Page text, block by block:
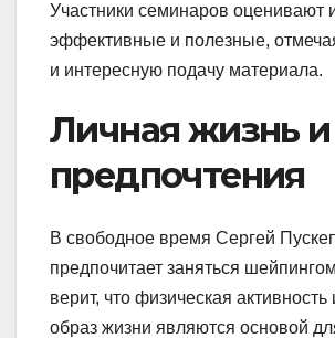
Участники семинаров оценивают
эффективные и полезные,
и интересную подачу материала.
Личная жизнь и
предпочтения
В свободное время Сергей
предпочитает заняться
верит, что физическая
образ жизни являются основой